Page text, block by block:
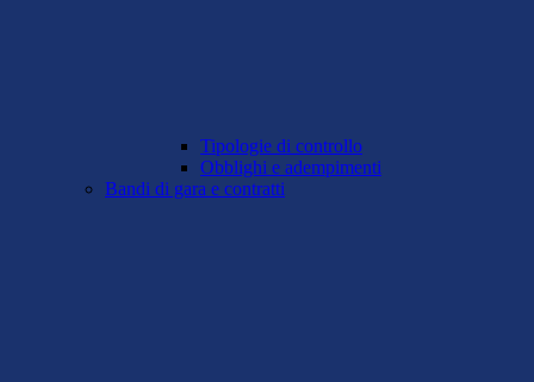
Tipologie di controllo
Obblighi e adempimenti
Bandi di gara e contratti